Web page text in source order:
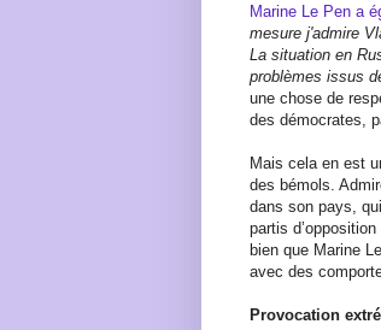
Marine Le Pen a
mesure j'admire
La situation en
problèmes issus
une chose de
des démocrates,
Mais cela en est
des bémols.
dans son pays,
partis
bien que Marine
avec des
Provocation